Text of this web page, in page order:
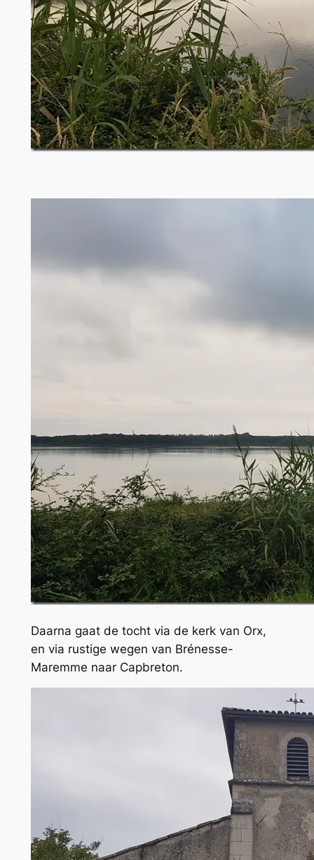
Daarna gaat de tocht via de kerk van Orx,
en via rustige wegen van Brénesse-
Maremme naar Capbreton.